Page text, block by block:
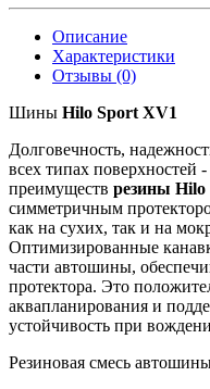
Описание
Характеристики
Отзывы (0)
Шины Hilo Sport XV1
Долговечность,
всех типах поверхностей
преимуществ резины Hilo
симметричным
как на сухих, так и на
Оптимизированные
части автошины,
протектора. Это
аквапланирования и
устойчивость при
Резиновая смесь